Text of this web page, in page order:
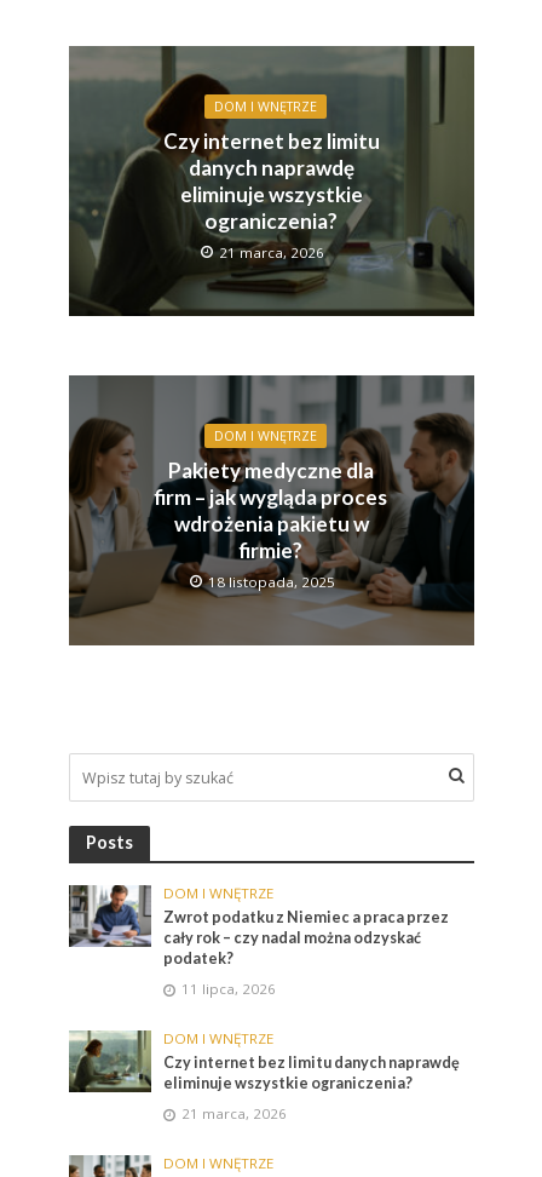
DOM I WNĘTRZE
Czy internet bez limitu
danych naprawdę
eliminuje wszystkie
ograniczenia?
21 marca, 2026
DOM I WNĘTRZE
Pakiety medyczne dla
firm – jak wygląda proces
wdrożenia pakietu w
firmie?
18 listopada, 2025
Posts
DOM I WNĘTRZE
Zwrot podatku z Niemiec a praca przez
cały rok – czy nadal można odzyskać
podatek?
11 lipca, 2026
DOM I WNĘTRZE
Czy internet bez limitu danych naprawdę
eliminuje wszystkie ograniczenia?
21 marca, 2026
DOM I WNĘTRZE